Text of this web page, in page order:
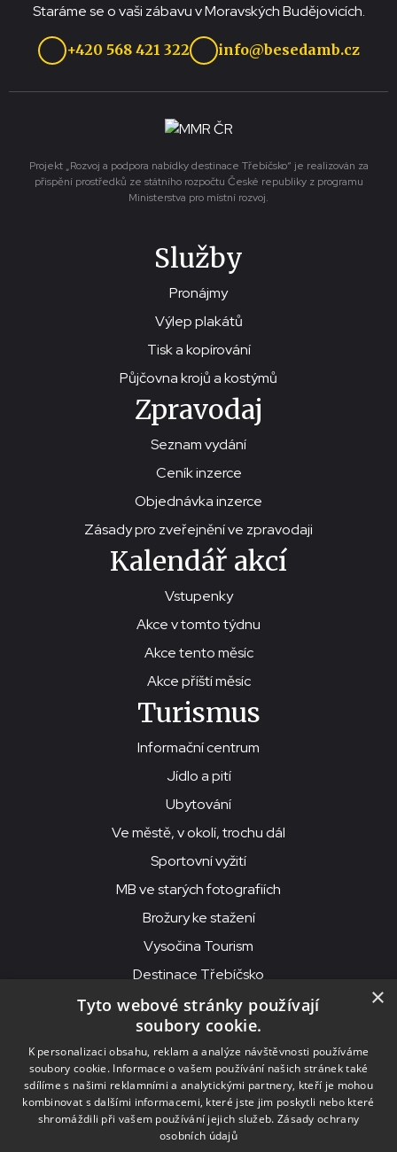
Staráme se o vaši zábavu v Moravských Budějovicích.
+420 568 421 322 info@besedamb.cz
Projekt „Rozvoj a podpora nabídky destinace Třebíčsko“ je realizován za
přispění prostředků ze státního rozpočtu České republiky z programu
Ministerstva pro místní rozvoj.
Služby
Pronájmy
Výlep plakátů
Tisk a kopírování
Půjčovna krojů a kostýmů
Zpravodaj
Seznam vydání
Ceník inzerce
Objednávka inzerce
Zásady pro zveřejnění ve zpravodaji
Kalendář akcí
Vstupenky
Akce v tomto týdnu
Akce tento měsíc
Akce příští měsíc
Turismus
Informační centrum
Jídlo a pití
Ubytování
Ve městě, v okolí, trochu dál
Sportovní vyžití
MB ve starých fotografiích
Brožury ke stažení
Vysočina Tourism
Destinace Třebíčsko
© 2026MKS Beseda Mor. Budějovice
MKS Beseda, příspěvková organizace, Purcnerova 62, 676 02
Moravské Budějovice
IČO: 00091758, DIČ: CZ00091758, ID datové schránky: chjn2kd
×
Tyto webové stránky používají
soubory cookie.
K personalizaci obsahu, reklam a analýze návštěvnosti používáme
soubory cookie. Informace o vašem používání našich stránek také
sdílíme s našimi reklamními a analytickými partnery, kteří je mohou
kombinovat s dalšími informacemi, které jste jim poskytli nebo které
shromáždili při vašem používání jejich služeb. Zásady ochrany
osobních údajů